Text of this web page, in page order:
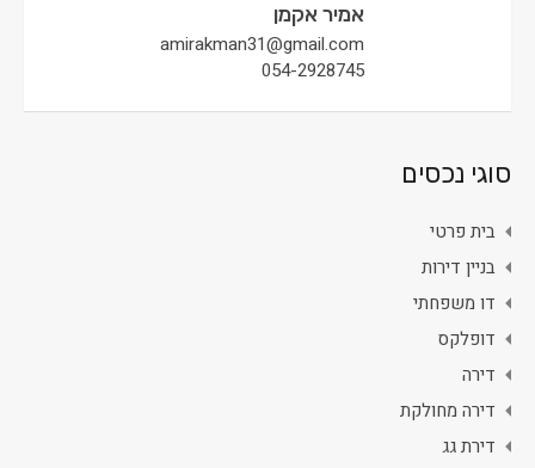
אמיר אקמן
amirakman31@gmail.com
054-2928745
סוגי נכסים
בית פרטי
בניין דירות
דו משפחתי
דופלקס
דירה
דירה מחולקת
דירת גג